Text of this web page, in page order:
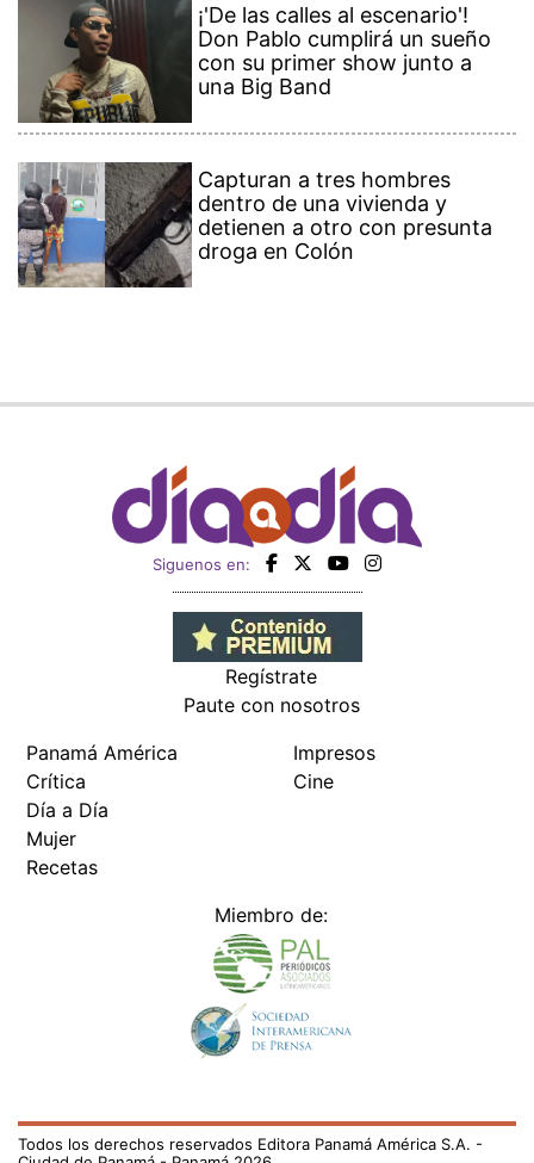
¡'De las calles al escenario'!
Don Pablo cumplirá un sueño
con su primer show junto a
una Big Band
Capturan a tres hombres
dentro de una vivienda y
detienen a otro con presunta
droga en Colón
Siguenos en:
Regístrate
Paute con nosotros
Panamá América
Crítica
Día a Día
Mujer
Recetas
Impresos
Cine
Miembro de:
Todos los derechos reservados Editora Panamá América S.A. -